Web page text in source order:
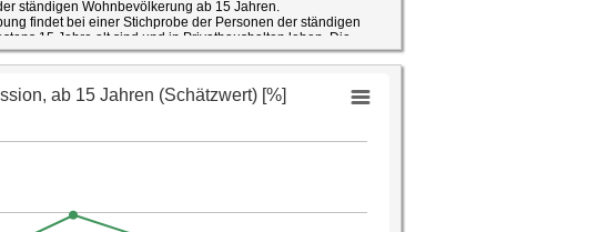
ständigen Wohnbevölkerung ab 15 Jahren.
findet bei einer Stichprobe der Personen der ständigen
15 Jahre alt sind und in Privathaushalten leben. Die
200'000 Personen. Ein Teil der Kantone finanziert
Gebiet, wovon der Kanton St.Gallen bisher jedoch noch
werden Ergebnisse auf Ebene Personen wie auch
sind Hochrechnungen auf die Gesamtbevölkerung.
ausgewiesen. Beispiel: Schätzwert Merkmal X = 67
Berechnung Fachstelle für Statistik Kanton